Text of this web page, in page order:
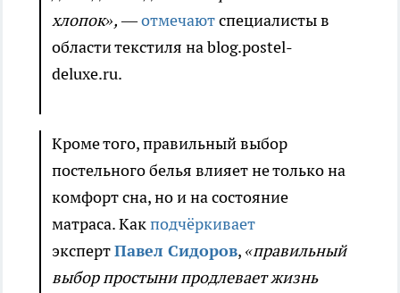
хлопок»,—отмечаютспециалисты в
области текстиля на blog.postel-
deluxe.ru.
Кроме того, правильный выбор
постельного белья влияет не только на
комфорт сна, но и на состояние
матраса. Какподчёркивает
экспертПавел Сидоров, «правильный
выбор простыни продлевает жизнь